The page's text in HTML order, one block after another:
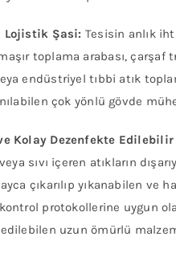
Lojistik Şasi: Tesisin anlık
toplama arabası, çarşaf
endüstriyel tıbbi atık
çok yönlü gövde
Kolay Dezenfekte Edilebilir
sıvı içeren atıkların
çıkarılıp yıkanabilen ve
protokollerine uygun
uzun ömürlü